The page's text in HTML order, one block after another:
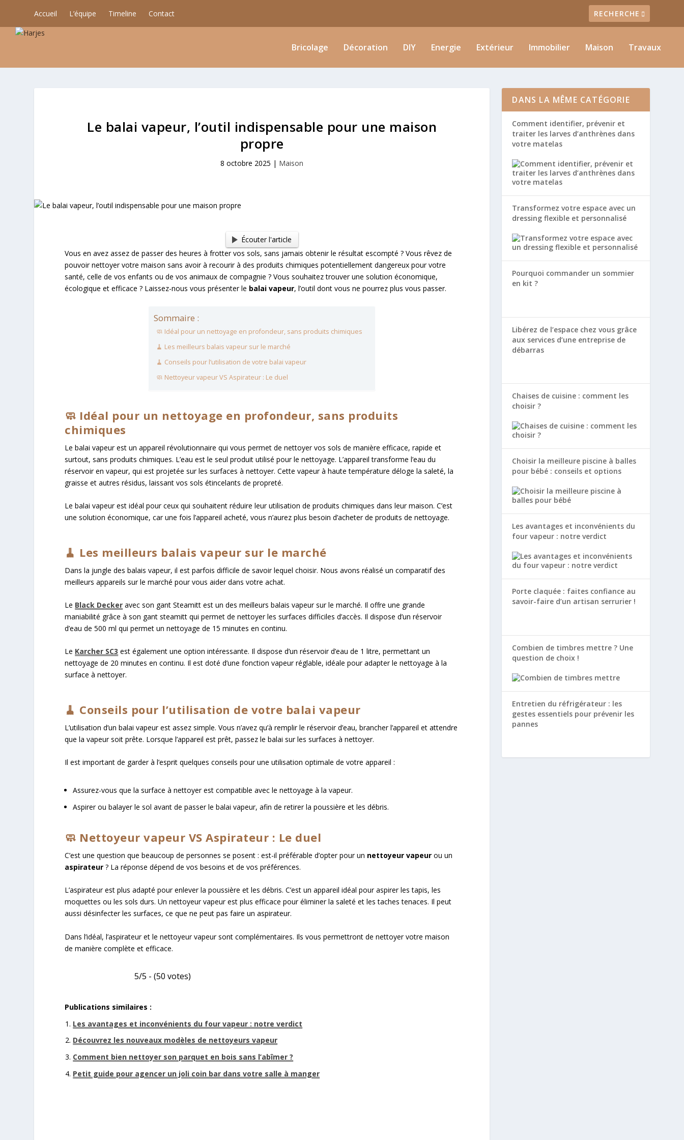
Accueil L’équipe Timeline Contact
Bricolage Décoration DIY Energie Extérieur Immobilier Maison Travaux
Le balai vapeur, l’outil indispensable pour une maison
propre
8 octobre 2025 | Maison
Écouter l'article
Vous en avez assez de passer des heures à frotter vos sols, sans jamais obtenir le résultat escompté ? Vous rêvez de
pouvoir nettoyer votre maison sans avoir à recourir à des produits chimiques potentiellement dangereux pour votre
santé, celle de vos enfants ou de vos animaux de compagnie ? Vous souhaitez trouver une solution économique,
écologique et efficace ? Laissez-nous vous présenter le balai vapeur, l’outil dont vous ne pourrez plus vous passer.
Sommaire :
🧼 Idéal pour un nettoyage en profondeur, sans produits chimiques
🧹 Les meilleurs balais vapeur sur le marché
🧹 Conseils pour l’utilisation de votre balai vapeur
🧼 Nettoyeur vapeur VS Aspirateur : Le duel
🧼 Idéal pour un nettoyage en profondeur, sans produits
chimiques
Le balai vapeur est un appareil révolutionnaire qui vous permet de nettoyer vos sols de manière efficace, rapide et
surtout, sans produits chimiques. L’eau est le seul produit utilisé pour le nettoyage. L’appareil transforme l’eau du
réservoir en vapeur, qui est projetée sur les surfaces à nettoyer. Cette vapeur à haute température déloge la saleté, la
graisse et autres résidus, laissant vos sols étincelants de propreté.
Le balai vapeur est idéal pour ceux qui souhaitent réduire leur utilisation de produits chimiques dans leur maison. C’est
une solution économique, car une fois l’appareil acheté, vous n’aurez plus besoin d’acheter de produits de nettoyage.
🧹 Les meilleurs balais vapeur sur le marché
Dans la jungle des balais vapeur, il est parfois difficile de savoir lequel choisir. Nous avons réalisé un comparatif des
meilleurs appareils sur le marché pour vous aider dans votre achat.
Le Black Decker avec son gant Steamitt est un des meilleurs balais vapeur sur le marché. Il offre une grande
maniabilité grâce à son gant steamitt qui permet de nettoyer les surfaces difficiles d’accès. Il dispose d’un réservoir
d’eau de 500 ml qui permet un nettoyage de 15 minutes en continu.
Le Karcher SC3 est également une option intéressante. Il dispose d’un réservoir d’eau de 1 litre, permettant un
nettoyage de 20 minutes en continu. Il est doté d’une fonction vapeur réglable, idéale pour adapter le nettoyage à la
surface à nettoyer.
🧹 Conseils pour l’utilisation de votre balai vapeur
L’utilisation d’un balai vapeur est assez simple. Vous n’avez qu’à remplir le réservoir d’eau, brancher l’appareil et attendre
que la vapeur soit prête. Lorsque l’appareil est prêt, passez le balai sur les surfaces à nettoyer.
Il est important de garder à l’esprit quelques conseils pour une utilisation optimale de votre appareil :
Assurez-vous que la surface à nettoyer est compatible avec le nettoyage à la vapeur.
Aspirer ou balayer le sol avant de passer le balai vapeur, afin de retirer la poussière et les débris.
🧼 Nettoyeur vapeur VS Aspirateur : Le duel
C’est une question que beaucoup de personnes se posent : est-il préférable d’opter pour un nettoyeur vapeur ou un
aspirateur ? La réponse dépend de vos besoins et de vos préférences.
L’aspirateur est plus adapté pour enlever la poussière et les débris. C’est un appareil idéal pour aspirer les tapis, les
moquettes ou les sols durs. Un nettoyeur vapeur est plus efficace pour éliminer la saleté et les taches tenaces. Il peut
aussi désinfecter les surfaces, ce que ne peut pas faire un aspirateur.
Dans l’idéal, l’aspirateur et le nettoyeur vapeur sont complémentaires. Ils vous permettront de nettoyer votre maison
de manière complète et efficace.
5/5 - (50 votes)
Publications similaires :
Les avantages et inconvénients du four vapeur : notre verdict
Découvrez les nouveaux modèles de nettoyeurs vapeur
Comment bien nettoyer son parquet en bois sans l’abîmer ?
Petit guide pour agencer un joli coin bar dans votre salle à manger
DANS LA MÊME CATÉGORIE
Comment identifier, prévenir et
traiter les larves d’anthrènes dans
votre matelas
Transformez votre espace avec un
dressing flexible et personnalisé
Pourquoi commander un sommier
en kit ?
Libérez de l’espace chez vous grâce
aux services d’une entreprise de
débarras
Chaises de cuisine : comment les
choisir ?
Choisir la meilleure piscine à balles
pour bébé : conseils et options
Les avantages et inconvénients du
four vapeur : notre verdict
Porte claquée : faites confiance au
savoir-faire d’un artisan serrurier !
Combien de timbres mettre ? Une
question de choix !
Entretien du réfrigérateur : les
gestes essentiels pour prévenir les
pannes